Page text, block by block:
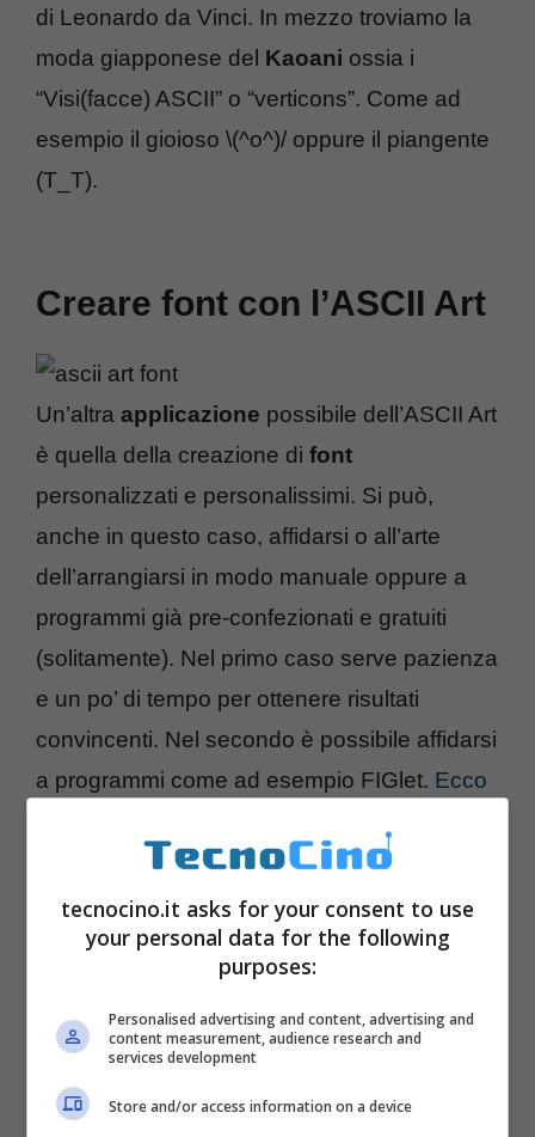
di Leonardo da Vinci. In mezzo troviamo la
moda giapponese del Kaoani ossia i
“Visi(facce) ASCII” o “verticons”. Come ad
esempio il gioioso \(^o^)/ oppure il piangente
(T_T).
Creare font con l’ASCII Art
Un’altra applicazione possibile dell’ASCII Art
è quella della creazione di font
personalizzati e personalissimi. Si può,
anche in questo caso, affidarsi o all’arte
dell’arrangiarsi in modo manuale oppure a
programmi già pre-confezionati e gratuiti
(solitamente). Nel primo caso serve pazienza
e un po’ di tempo per ottenere risultati
convincenti. Nel secondo è possibile affidarsi
a programmi come ad esempio FIGlet. Ecco
informazioni del caso . Infine molti si chiedono
che cosa sia il Cowsay? Be’, è quella mucca
di caratteri che parla attraverso un fumetto a
nuvola, molto apprezzata dagli
tecnocino.it asks for your consent to use
your personal data for the following
purposes:
Personalised advertising and content, advertising and
content measurement, audience research and
services development
Store and/or access information on a device